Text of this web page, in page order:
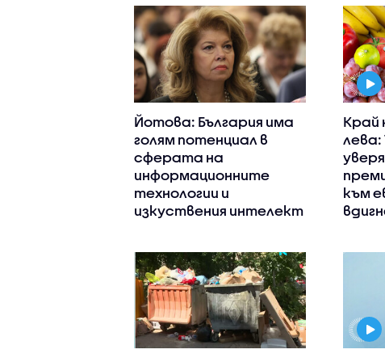
Йотова: България има
голям потенциал в
сферата на
информационните
технологии и
изкуствения интелект
Край
лева:
към